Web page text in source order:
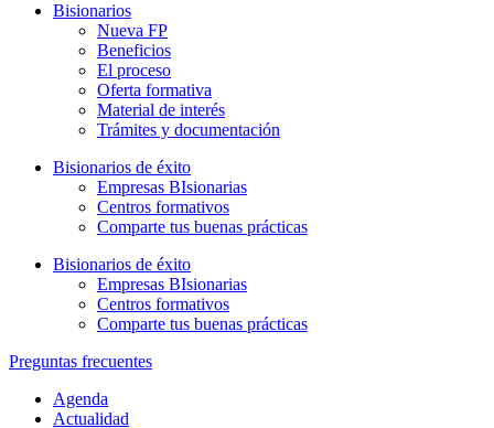
Bisionarios
Nueva FP
Beneficios
El proceso
Oferta formativa
Material de interés
Trámites y documentación
Bisionarios de éxito
Empresas BIsionarias
Centros formativos
Comparte tus buenas prácticas
Bisionarios de éxito
Empresas BIsionarias
Centros formativos
Comparte tus buenas prácticas
Preguntas frecuentes
Agenda
Actualidad